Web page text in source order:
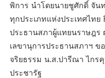
พิการ นำโดยนายชูศักดิ์ จั
ทุกประเภทแห่งประเทศไท
ประธานสภาผู้แทยนราษฎร
เลขานุการประธานสภาฯ ข
จริยธรรม น.ส.ปารีณา ไกร
ประชารัฐ